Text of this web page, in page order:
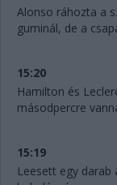
Alonso ráhozta a
guminál, de a
15:20
Hamilton és
másodpercre
15:19
Leesett egy darab